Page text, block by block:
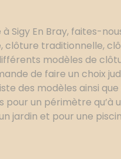
Sigy En Bray, faites-
clôture traditionnelle,
modèles de
de faire un choix
des modèles ainsi
un périmètre qu’à
jardin et pour une